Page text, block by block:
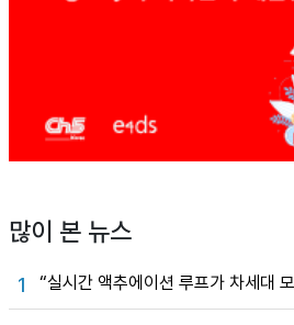
많이 본 뉴스
1 “실시간 액추에이션 루프가 차세대